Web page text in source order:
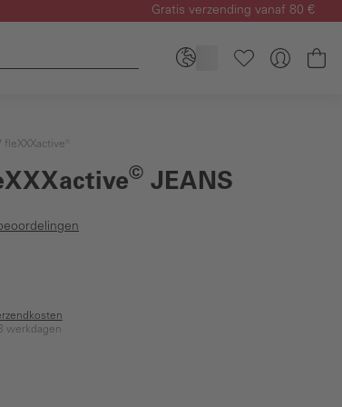
Gratis verzending vanaf 80 €
fleXXXactive®
© JEANS
werkdagen